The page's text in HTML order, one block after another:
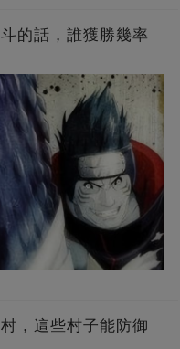
的話，誰獲勝幾率
，這些村子能防御